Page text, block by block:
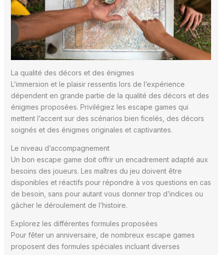
La qualité des décors et des énigmes
L’immersion et le plaisir ressentis lors de l’expérience
dépendent en grande partie de la qualité des décors et des
énigmes proposées. Privilégiez les escape games qui
mettent l’accent sur des scénarios bien ficelés, des décors
soignés et des énigmes originales et captivantes.
Le niveau d’accompagnement
Un bon escape game doit offrir un encadrement adapté aux
besoins des joueurs. Les maîtres du jeu doivent être
disponibles et réactifs pour répondre à vos questions en cas
de besoin, sans pour autant vous donner trop d’indices ou
gâcher le déroulement de l’histoire.
Explorez les différentes formules proposées
Pour fêter un anniversaire, de nombreux escape games
proposent des formules spéciales incluant diverses